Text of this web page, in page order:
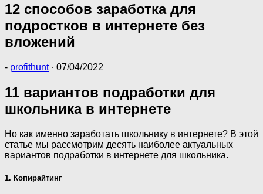
12 способов заработка для
подростков в интернете без
вложений
- profithunt · 07/04/2022
11 вариантов подработки для
школьника в интернете
Но как именно заработать школьнику в интернете? В этой
статье мы рассмотрим десять наиболее актуальных
вариантов подработки в интернете для школьника.
1. Копирайтинг